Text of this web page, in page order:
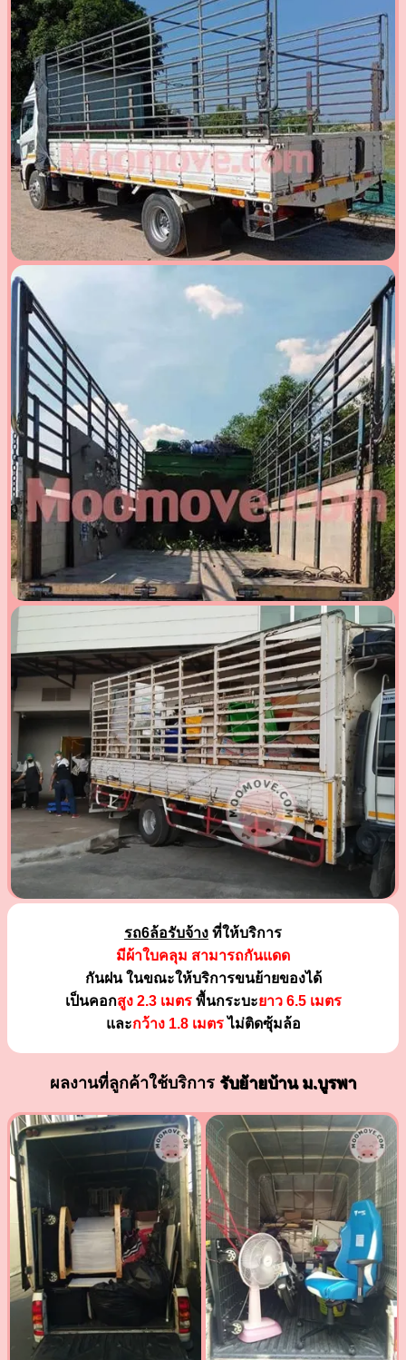
รถ6ล้อรับจ้าง ที่ให้บริการ
มีผ้าใบคลุม สามารถกันแดด
กันฝน ในขณะให้บริการขนย้ายของได้
เป็นคอกสูง 2.3 เมตรพื้นกระบะยาว 6.5 เมตร
และกว้าง 1.8 เมตรไม่ติดซุ้มล้อ
ผลงานที่ลูกค้าใช้บริการ รับย้ายบ้าน ม.บูรพา